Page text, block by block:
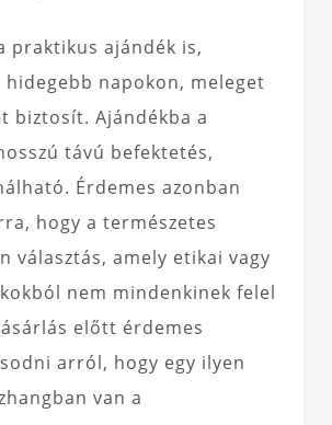
praktikus ajándék is,
hidegebb napokon, meleget
biztosít. Ajándékba a
távú befektetés,
Érdemes azonban
hogy a természetes
választás, amely etikai vagy
nem mindenkinek felel
előtt érdemes
arról, hogy egy ilyen
van a